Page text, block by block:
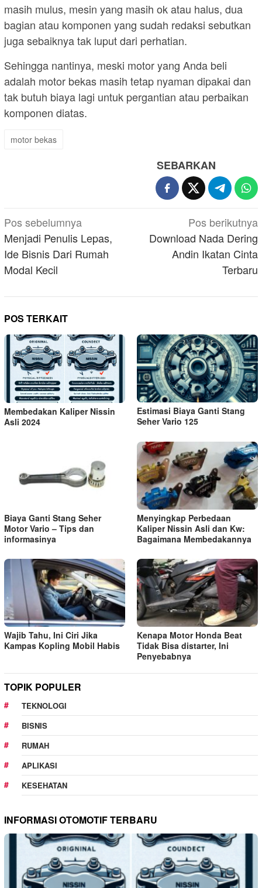
masih mulus, mesin yang masih ok atau halus, dua
bagian atau komponen yang sudah redaksi sebutkan
juga sebaiknya tak luput dari perhatian.
Sehingga nantinya, meski motor yang Anda beli
adalah motor bekas masih tetap nyaman dipakai dan
tak butuh biaya lagi untuk pergantian atau perbaikan
komponen diatas.
motor bekas
SEBARKAN
Navigasi
pos
Pos sebelumnya
Menjadi Penulis Lepas,
Ide Bisnis Dari Rumah
Modal Kecil
Pos berikutnya
Download Nada Dering
Andin Ikatan Cinta
Terbaru
POS TERKAIT
Membedakan Kaliper Nissin
Asli 2024
Estimasi Biaya Ganti Stang
Seher Vario 125
Biaya Ganti Stang Seher
Motor Vario – Tips dan
informasinya
Menyingkap Perbedaan
Kaliper Nissin Asli dan Kw:
Bagaimana Membedakannya
Wajib Tahu, Ini Ciri Jika
Kampas Kopling Mobil Habis
Kenapa Motor Honda Beat
Tidak Bisa distarter, Ini
Penyebabnya
TOPIK POPULER
TEKNOLOGI
BISNIS
RUMAH
APLIKASI
KESEHATAN
INFORMASI OTOMOTIF TERBARU